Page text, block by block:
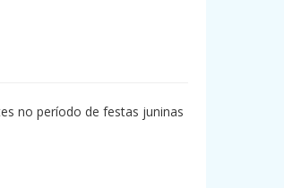
no período de festas juninas